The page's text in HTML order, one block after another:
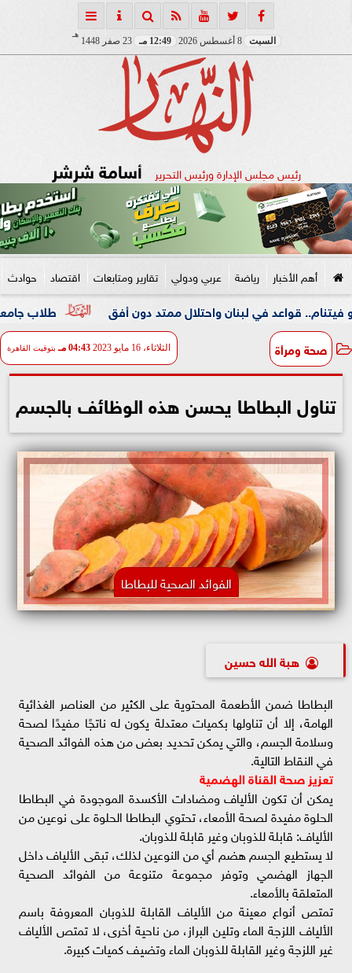
السبت 8 أغسطس 2026 12:49 مـ 23 صفر 1448
هـ
رئيس مجلس الإدارة ورئيس التحرير أسامة شرشر
أهم الأخبار رياضة عربي ودولي تقارير ومتابعات اقتصاد حوادث
طلاب جامعة المنوفية في لبنان واحتلال ممتد دون أفق
صحة ومرأة الثلاثاء، 16 مايو 2023 04:43 مـ بتوقيت القاهرة
تناول البطاطا يحسن هذه الوظائف بالجسم
الفوائد الصحية للبطاطا
هبة الله حسين
البطاطا ضمن الأطعمة المحتوية على الكثير من العناصر الغذائية
الهامة، إلا أن تناولها بكميات معتدلة يكون له ناتجًا مفيدًا لصحة
وسلامة الجسم، والتي يمكن تحديد بعض من هذه الفوائد الصحية
في النقاط التالية.
تعزيز صحة القناة الهضمية
يمكن أن تكون الألياف ومضادات الأكسدة الموجودة في البطاطا
الحلوة مفيدة لصحة الأمعاء، تحتوي البطاطا الحلوة على نوعين من
الألياف: قابلة للذوبان وغير قابلة للذوبان.
لا يستطيع الجسم هضم أي من النوعين لذلك، تبقى الألياف داخل
الجهاز الهضمي وتوفر مجموعة متنوعة من الفوائد الصحية
المتعلقة بالأمعاء.
تمتص أنواع معينة من الألياف القابلة للذوبان المعروفة باسم
الألياف اللزجة الماء وتلين البراز، من ناحية أخرى، لا تمتص الألياف
غير اللزجة وغير القابلة للذوبان الماء وتضيف كميات كبيرة.